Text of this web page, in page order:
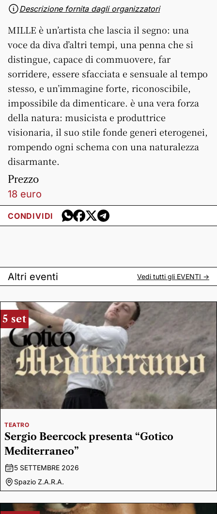
Descrizione fornita dagli organizzatori
MILLE è un’artista che lascia il segno: una
voce da diva d’altri tempi, una penna che si
distingue, capace di commuovere, far
sorridere, essere sfacciata e sensuale al tempo
stesso, e un’immagine forte, riconoscibile,
impossibile da dimenticare. è una vera forza
della natura: musicista e produttrice
visionaria, il suo stile fonde generi eterogenei,
rompendo ogni schema con una naturalezza
disarmante.
Prezzo
18 euro
CONDIVIDI
Altri eventi Vedi tutti gli EVENTI ->
5 set
TEATRO
Sergio Beercock presenta “Gotico
Mediterraneo”
5 SETTEMBRE 2026
Spazio Z.A.R.A.